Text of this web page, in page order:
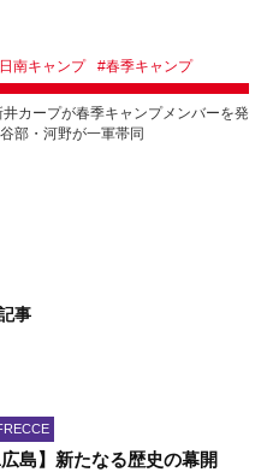
南キャンプ #春季キャンプ
井カープが春季キャンプメンバーを発
部・河野が一軍帯同
事
広島】新たなる歴史の幕開